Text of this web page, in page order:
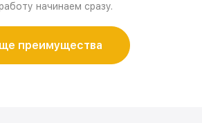
начинаем сразу.
преимущества